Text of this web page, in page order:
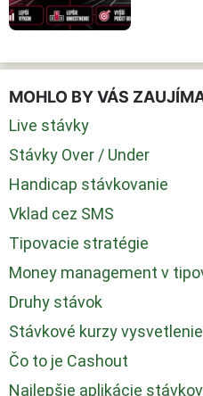
MOHLO BY VÁS
Live stávky
Stávky Over / Under
Handicap stávkovanie
Vklad cez SMS
Tipovacie stratégie
Money management v
Druhy stávok
Stávkové kurzy vysvetlenie
Čo to je Cashout
Najlepšie aplikácie